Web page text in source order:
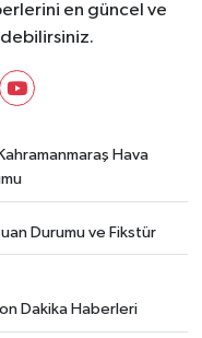
en güncel ve
Kahramanmaraş Hava
Durumu ve Fikstür
Dakika Haberleri